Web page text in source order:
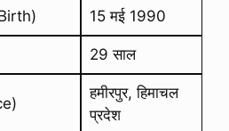
15 मई 1990
29 साल
हमीरपुर, हिमाचल
प्रदेश